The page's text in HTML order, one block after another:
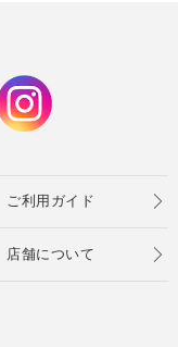
ご利用ガイド
店舗について